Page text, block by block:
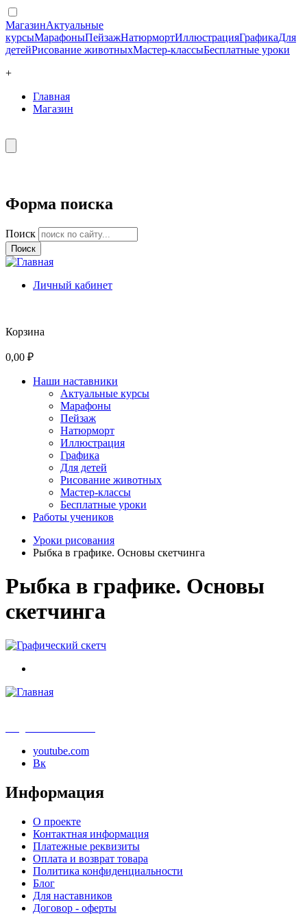
МагазинАктуальные
курсыМарафоныПейзажНатюрмортИллюстрацияГрафикаДля
детейРисование животныхМастер-классыБесплатные уроки
+
Главная
Магазин
Форма поиска
Поиск
Личный кабинет
Корзина
0,00 ₽
Наши наставники
Актуальные курсы
Марафоны
Пейзаж
Натюрморт
Иллюстрация
Графика
Для детей
Рисование животных
Мастер-классы
Бесплатные уроки
Работы учеников
Уроки рисования
Рыбка в графике. Основы скетчинга
Рыбка в графике. Основы
скетчинга
youtube.com
Вк
Информация
О проекте
Контактная информация
Платежные реквизиты
Оплата и возврат товара
Политика конфиденциальности
Блог
Для наставников
Договор - оферты